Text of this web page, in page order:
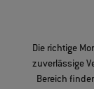
Die richtige
zuverlässige
Bereich